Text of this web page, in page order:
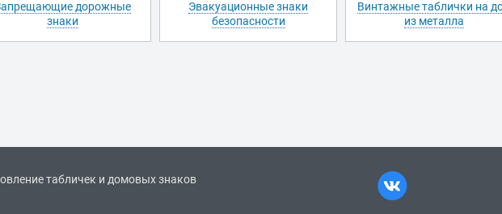
дорожные
знаки
Эвакуационные знаки
безопасности
Винтажные таблички на
из металла
табличек и домовых знаков